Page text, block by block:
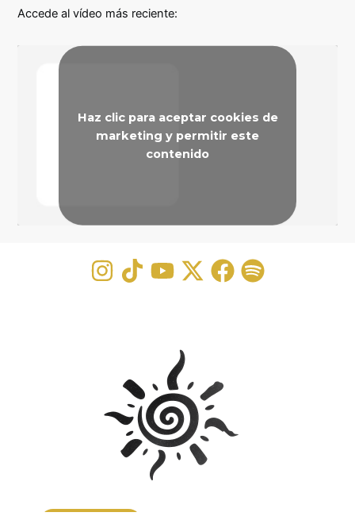
Accede al vídeo más reciente:
Haz clic para aceptar cookies de
marketing y permitir este
contenido